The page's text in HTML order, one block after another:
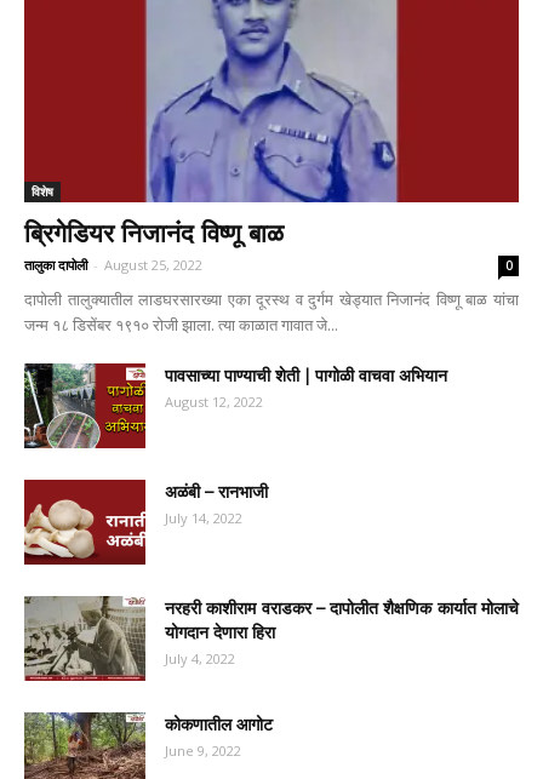
विशेष
ब्रिगेडियर निजानंद विष्णू बाळ
तालुका दापोली - August 25, 2022 0
दापोली तालुक्यातील लाडघरसारख्या एका दूरस्थ व दुर्गम खेड्यात निजानंद विष्णू बाळ यांचा
जन्म १८ डिसेंबर १९१० रोजी झाला. त्या काळात गावात जे...
पावसाच्या पाण्याची शेती | पागोळी वाचवा अभियान
August 12, 2022
अळंबी – रानभाजी
July 14, 2022
नरहरी काशीराम वराडकर – दापोलीत शैक्षणिक कार्यात मोलाचे
योगदान देणारा हिरा
July 4, 2022
कोकणातील आगोट
June 9, 2022